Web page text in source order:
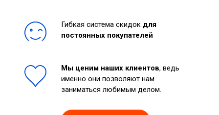
Гибкая система скидок для
постоянных покупателей
Мы ценим наших клиентов, ведь
именно они позволяют нам
заниматься любимым делом.